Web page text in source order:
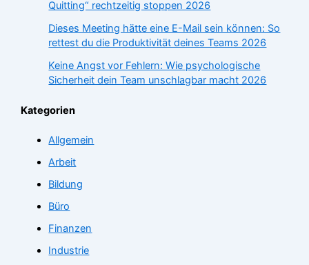
Quitting“ rechtzeitig stoppen 2026
Dieses Meeting hätte eine E-Mail sein können: So
rettest du die Produktivität deines Teams 2026
Keine Angst vor Fehlern: Wie psychologische
Sicherheit dein Team unschlagbar macht 2026
Kategorien
Allgemein
Arbeit
Bildung
Büro
Finanzen
Industrie